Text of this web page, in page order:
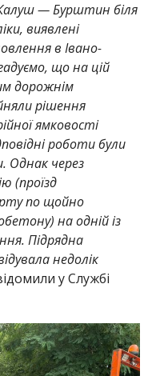
— Бурштин біля
виявлені
в Івано-
що на цій
дорожнім
рішення
ямковості
роботи були
Однак через
(проїзд
по щойно
на одній із
Підрядна
недолік
у Службі